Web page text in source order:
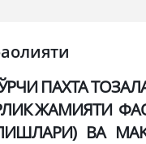
ПАХТА
ЖАМИЯТИ
ВА